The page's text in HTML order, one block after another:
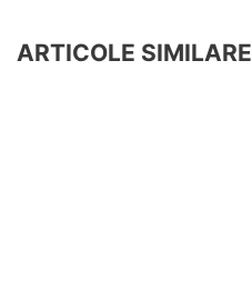
ARTICOLE SIMILARE